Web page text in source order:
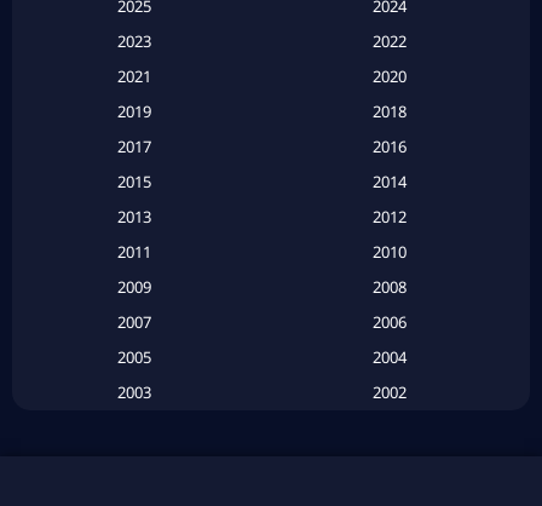
Based on a True Story สร้างจากเรื่องจริง(2)
Based on a True Story เรื่องจริง (16)
Based on a True Story เรื่องจริง (20)
2025
2024
2023
2022
2021
2020
2019
2018
2017
2016
2015
2014
2013
2012
2011
2010
2009
2008
2007
2006
2005
2004
2003
2002